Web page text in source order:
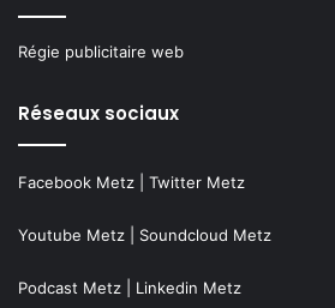
Régie publicitaire web
Réseaux sociaux
Facebook Metz Twitter Metz
Youtube Metz Soundcloud Metz
Podcast Metz Linkedin Metz